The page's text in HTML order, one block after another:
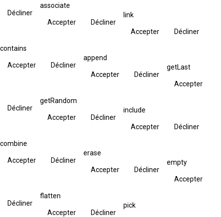
Décliner
associate
Accepter Décliner
link
Accepter Décliner
contains
Accepter Décliner
append
Accepter Décliner
getLast
Accepter
Décliner
getRandom
Accepter Décliner
include
Accepter Décliner
combine
Accepter Décliner
erase
Accepter Décliner
empty
Accepter
Décliner
flatten
Accepter Décliner
pick